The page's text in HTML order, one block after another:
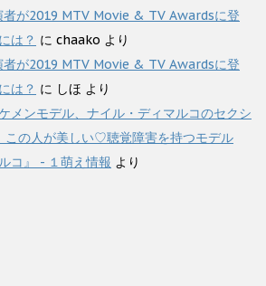
者が2019 MTV Movie & TV Awardsに登
は？ に chaako より
者が2019 MTV Movie & TV Awardsに登
は？ に しほ より
メンモデル、ナイル・ディマルコのセクシ
この人が美しい♡聴覚障害を持つモデル
コ』 - １萌え情報 より